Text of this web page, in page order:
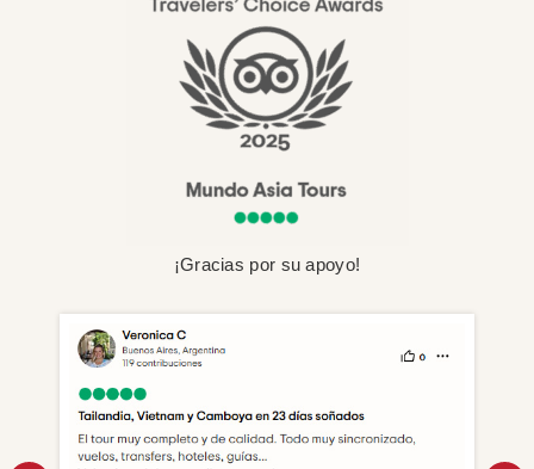
¡Gracias por su apoyo!